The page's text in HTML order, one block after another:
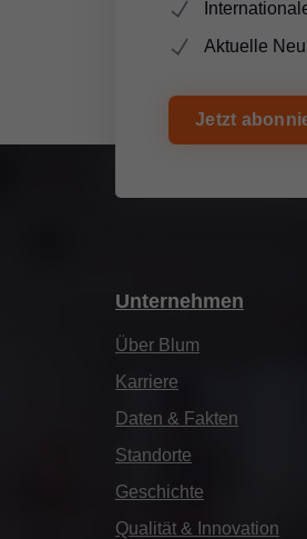
Aktuelle
Jetzt
Unternehmen
Über Blum
Karriere
Daten & Fakten
Standorte
Geschichte
Qualität & Innovation